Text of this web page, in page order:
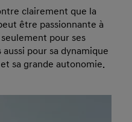
clairement que la
être passionnante à
pour ses
pour sa dynamique
sa grande autonomie.